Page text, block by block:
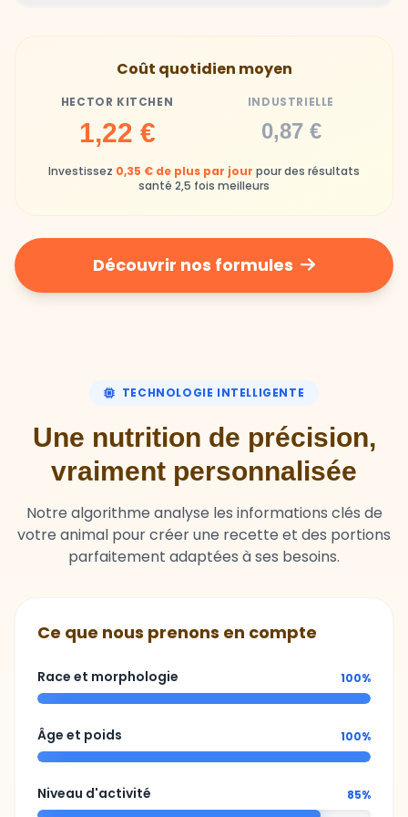
Industrielle
chimiques
Industrielle
Repas souvent boudés ou mangés sans plaisir
Coût quotidien moyen
HECTOR KITCHEN
1,22 €
INDUSTRIELLE
0,87 €
Investissez 0,35 € de plus par jour pour des résultats
santé 2,5 fois meilleurs
Découvrir nos formules
TECHNOLOGIE INTELLIGENTE
Une nutrition de précision,
vraiment personnalisée
Notre algorithme analyse les informations clés de
votre animal pour créer une recette et des portions
parfaitement adaptées à ses besoins.
Ce que nous prenons en compte
Race et morphologie 100%
Âge et poids 100%
Niveau d'activité 85%